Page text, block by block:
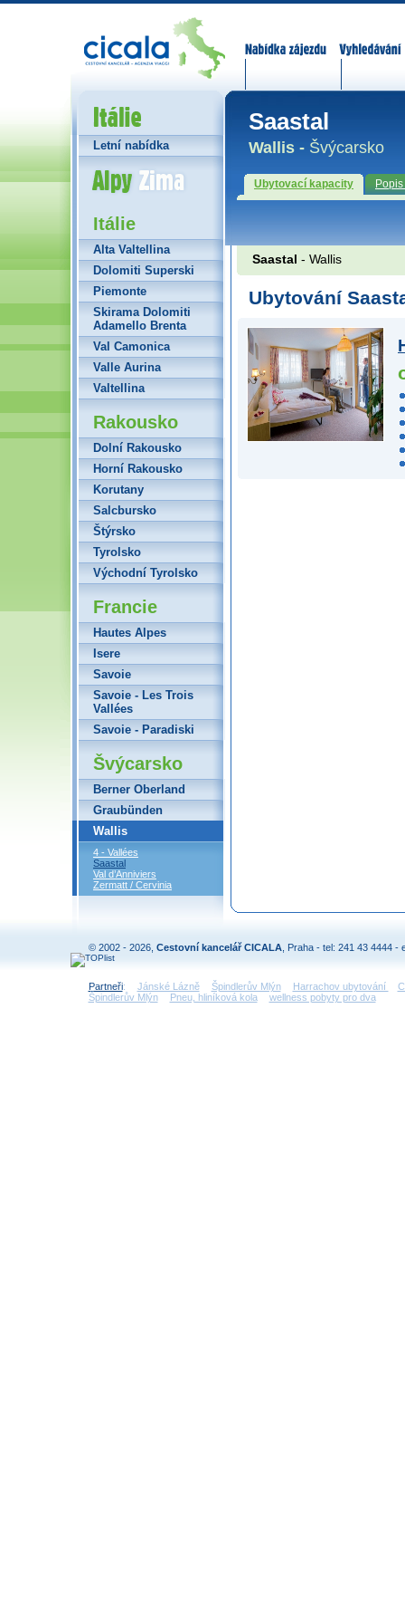
Saastal
Wallis - Švýcarsko
Ubytovací kapacity
Saastal - Wallis
Ubytování
Itálie
Letní nabídka
Alpy Zima
Itálie
Alta Valtellina
Dolomiti Superski
Piemonte
Skirama Dolomiti
Adamello Brenta
Val Camonica
Valle Aurina
Valtellina
Rakousko
Dolní Rakousko
Horní Rakousko
Korutany
Salcbursko
Štýrsko
Tyrolsko
Východní Tyrolsko
Francie
Hautes Alpes
Isere
Savoie
Savoie - Les Trois
Vallées
Savoie - Paradiski
Švýcarsko
Berner Oberland
Graubünden
Wallis
4 - Vallées
Saastal
Val d’Anniviers
Zermatt / Cervinia
© 2002 - 2026, Cestovní kancelář CICALA , Praha - tel: 241 43 4444 -
Partneři: Jánské Lázně Špindlerův Mlýn Harrachov ubytování
Špindlerův Mlýn
Pneu, hliníková kola wellness pobyty pro dva